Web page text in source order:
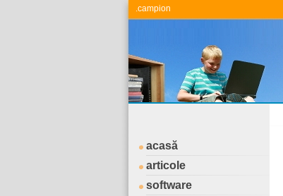
.campion
acasă
articole
software